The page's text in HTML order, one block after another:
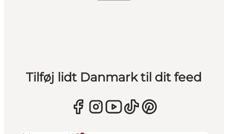
Tilføj lidt Danmark til dit feed